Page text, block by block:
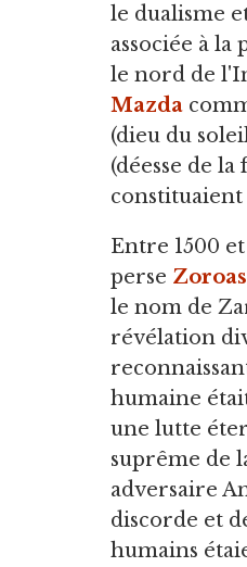
le dualisme
associée à
le nord de
Mazda
(dieu du
(déesse de
constituaient
Entre 1500
perse
le nom de
révélation
humaine
une lutte
suprême de
adversaire
discorde et
humains